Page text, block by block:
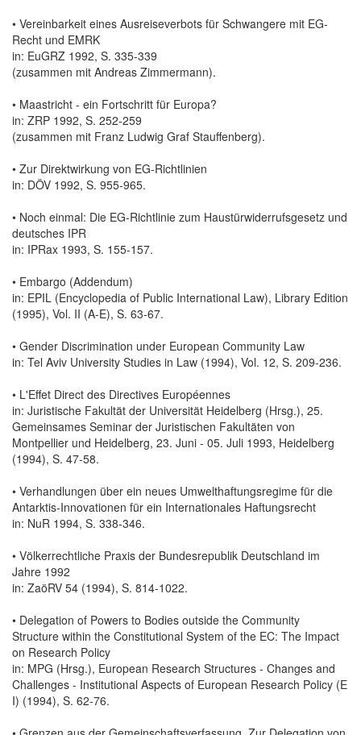
• Vereinbarkeit eines Ausreiseverbots für Schwangere mit EG-
Recht und EMRK
in: EuGRZ 1992, S. 335-339
(zusammen mit Andreas Zimmermann).
• Maastricht - ein Fortschritt für Europa?
in: ZRP 1992, S. 252-259
(zusammen mit Franz Ludwig Graf Stauffenberg).
• Zur Direktwirkung von EG-Richtlinien
in: DÖV 1992, S. 955-965.
• Noch einmal: Die EG-Richtlinie zum Haustürwiderrufsgesetz und
deutsches IPR
in: IPRax 1993, S. 155-157.
• Embargo (Addendum)
in: EPIL (Encyclopedia of Public International Law), Library Edition
(1995), Vol. II (A-E), S. 63-67.
• Gender Discrimination under European Community Law
in: Tel Aviv University Studies in Law (1994), Vol. 12, S. 209-236.
• L'Effet Direct des Directives Européennes
in: Juristische Fakultät der Universität Heidelberg (Hrsg.), 25.
Gemeinsames Seminar der Juristischen Fakultäten von
Montpellier und Heidelberg, 23. Juni - 05. Juli 1993, Heidelberg
(1994), S. 47-58.
• Verhandlungen über ein neues Umwelthaftungsregime für die
Antarktis-Innovationen für ein Internationales Haftungsrecht
in: NuR 1994, S. 338-346.
• Völkerrechtliche Praxis der Bundesrepublik Deutschland im
Jahre 1992
in: ZaöRV 54 (1994), S. 814-1022.
• Delegation of Powers to Bodies outside the Community
Structure within the Constitutional System of the EC: The Impact
on Research Policy
in: MPG (Hrsg.), European Research Structures - Changes and
Challenges - Institutional Aspects of European Research Policy (E
I) (1994), S. 62-76.